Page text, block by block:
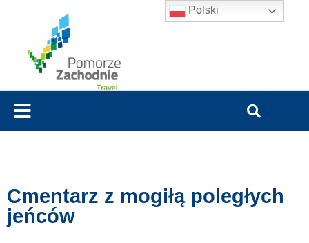
Cmentarz z mogiłą poległych
jeńców
Polski